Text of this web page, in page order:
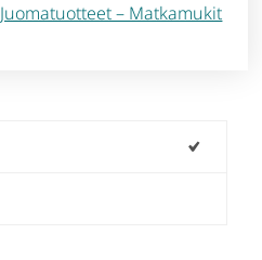
Juomatuotteet – Matkamukit